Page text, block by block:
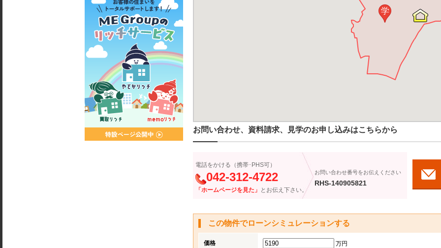
学
お問い合わせ、資料請求、見学のお申し込みはこちらから
電話をかける（携帯･PHS可）
042-312-4722
「ホームページを見た」 とお伝え下さい。
お問い合わせ番号をお伝えください
RHS-140905821
この物件でローンシミュレーションする
価格 万円